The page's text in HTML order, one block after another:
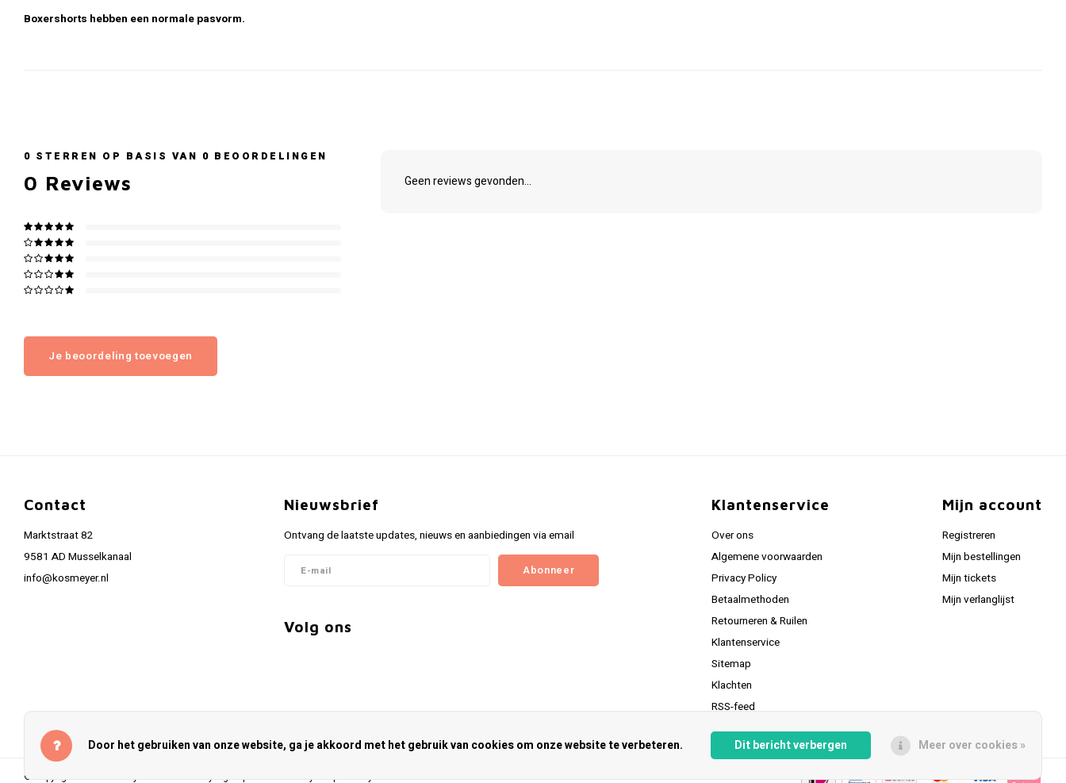
Boxershorts hebben een normale pasvorm.
0 STERREN OP BASIS VAN 0 BEOORDELINGEN
0 Reviews
Je beoordeling toevoegen
Geen reviews gevonden...
Contact
Marktstraat 82
9581 AD Musselkanaal
info@kosmeyer.nl
Nieuwsbrief
Ontvang de laatste updates, nieuws en aanbiedingen via email
Abonneer
Volg ons
Klantenservice
Over ons
Algemene voorwaarden
Privacy Policy
Betaalmethoden
Retourneren & Ruilen
Klantenservice
Sitemap
Klachten
RSS-feed
Mijn account
Registreren
Mijn bestellingen
Mijn tickets
Mijn verlanglijst
© Copyright 2026 Kosmeyer.nl - Powered byLightspeed- Theme byShopmonkey
Door het gebruiken van onze website, ga je akkoord met het gebruik van cookies om onze website te verbeteren. Dit bericht verbergen Meer over cookies »